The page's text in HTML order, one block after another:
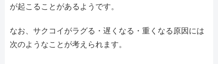
が起こることがあるようです。
なお、サクコイがラグる・遅くなる・重くなる原因には
次のようなことが考えられます。